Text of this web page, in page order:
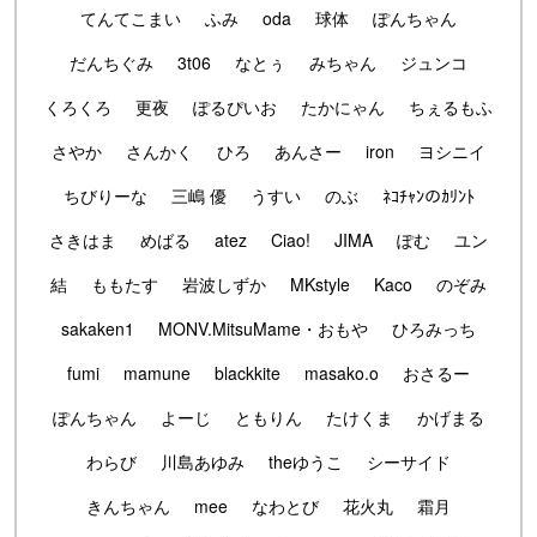
てんてこまい
ふみ oda 球体
ぽんちゃん
だんちぐみ
3t06 なとぅ みちゃん
ジュンコ
くろくろ
更夜 ぽるぴいお たかにゃん
ちぇるもふ
さやか
さんかく ひろ あんさー iron
ヨシニイ
ちびりーな
三嶋 優 うすい のぶ
ﾈｺﾁｬﾝのｶﾘﾝﾄ
さきはま
めばる atez Ciao! JIMA ぽむ
ユン
結
ももたす 岩波しずか MKstyle Kaco
のぞみ
sakaken1
MONV.MitsuMame・おもや
ひろみっち
fumi
mamune blackkite masako.o
おさるー
ぽんちゃん
よーじ ともりん たけくま
かげまる
わらび
川島あゆみ theゆうこ
シーサイド
きんちゃん
mee なわとび 花火丸
霜月